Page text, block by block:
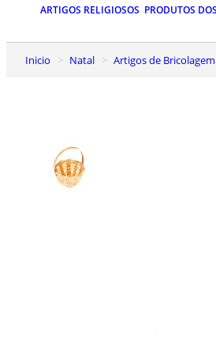
ARTIGOS RELIGIOSOS PRODUTOS
Inicio Natal Artigos de